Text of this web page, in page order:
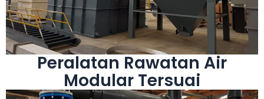
Penyelesaian Modular Kejuruteraan untuk
Peralatan Rawatan Air
Modular Tersuai